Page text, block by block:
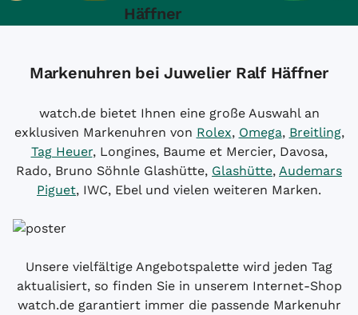
Häffner
Markenuhren bei Juwelier Ralf Häffner
watch.de bietet Ihnen eine große Auswahl an
exklusiven Markenuhren von Rolex, Omega, Breitling,
Tag Heuer, Longines, Baume et Mercier, Davosa,
Rado, Bruno Söhnle Glashütte, Glashütte, Audemars
Piguet, IWC, Ebel und vielen weiteren Marken.
Unsere vielfältige Angebotspalette wird jeden Tag
aktualisiert, so finden Sie in unserem Internet-Shop
watch.de garantiert immer die passende Markenuhr